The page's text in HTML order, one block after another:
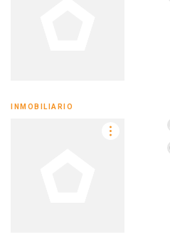
INMOBILIARIO